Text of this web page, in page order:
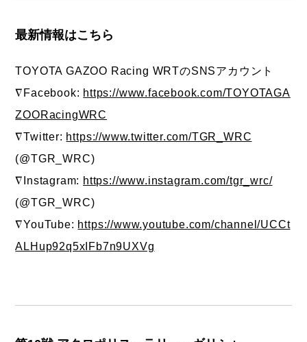
最新情報はこちら
TOYOTA GAZOO Racing WRTのSNSアカウント
∇Facebook: https://www.facebook.com/TOYOTAGA
ZOORacingWRC
∇Twitter: https://www.twitter.com/TGR_WRC
(@TGR_WRC)
∇Instagram: https://www.instagram.com/tgr_wrc/
(@TGR_WRC)
∇YouTube: https://www.youtube.com/channel/UCCt
ALHup92q5xIFb7n9UXVg